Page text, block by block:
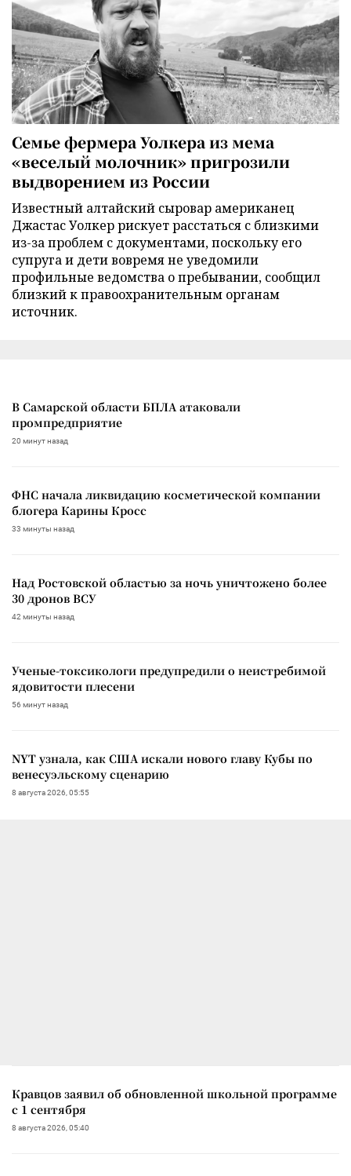
Семье фермера Уолкера из мема
«веселый молочник» пригрозили
выдворением из России
Известный алтайский сыровар американец
Джастас Уолкер рискует расстаться с близкими
из-за проблем с документами, поскольку его
супруга и дети вовремя не уведомили
профильные ведомства о пребывании, сообщил
близкий к правоохранительным органам
источник.
В Самарской области БПЛА атаковали
промпредприятие
20 минут назад
ФНС начала ликвидацию косметической компании
блогера Карины Кросс
33 минуты назад
Над Ростовской областью за ночь уничтожено более
30 дронов ВСУ
42 минуты назад
Ученые-токсикологи предупредили о неистребимой
ядовитости плесени
56 минут назад
NYT узнала, как США искали нового главу Кубы по
венесуэльскому сценарию
8 августа 2026, 05:55
Кравцов заявил об обновленной школьной программе
с 1 сентября
8 августа 2026, 05:40